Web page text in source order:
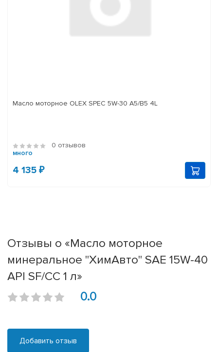
Масло моторное OLEX SPEC 5W-30 A5/B5 4L
0 отзывов
много
4 135 ₽
Отзывы о «Масло моторное
минеральное "ХимАвто" SAE 15W-40
API SF/CC 1 л»
0.0
Добавить отзыв